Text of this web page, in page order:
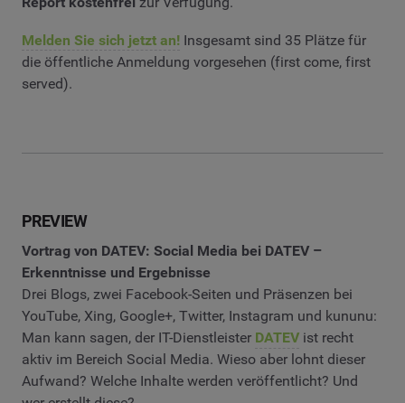
Melden Sie sich jetzt an! Insgesamt sind 35 Plätze für
die öffentliche Anmeldung vorgesehen (first come, first
served).
PREVIEW
Vortrag von DATEV: Social Media bei DATEV –
Erkenntnisse und Ergebnisse
Drei Blogs, zwei Facebook-Seiten und Präsenzen bei
YouTube, Xing, Google+, Twitter, Instagram und kununu:
Man kann sagen, der IT-Dienstleister DATEV ist recht
aktiv im Bereich Social Media. Wieso aber lohnt dieser
Aufwand? Welche Inhalte werden veröffentlicht? Und